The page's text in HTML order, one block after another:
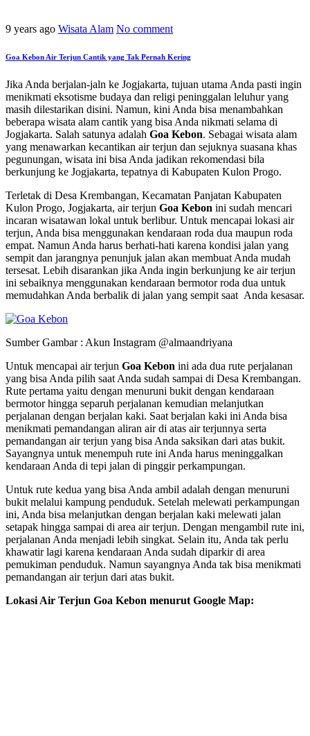
9 years ago Wisata Alam No comment
Goa Kebon Air Terjun Cantik yang Tak Pernah Kering
Jika Anda berjalan-jaln ke Jogjakarta, tujuan utama Anda pasti ingin
menikmati eksotisme budaya dan religi peninggalan leluhur yang
masih dilestarikan disini. Namun, kini Anda bisa menambahkan
beberapa wisata alam cantik yang bisa Anda nikmati selama di
Jogjakarta. Salah satunya adalah Goa Kebon. Sebagai wisata alam
yang menawarkan kecantikan air terjun dan sejuknya suasana khas
pegunungan, wisata ini bisa Anda jadikan rekomendasi bila
berkunjung ke Jogjakarta, tepatnya di Kabupaten Kulon Progo.
Terletak di Desa Krembangan, Kecamatan Panjatan Kabupaten
Kulon Progo, Jogjakarta, air terjun Goa Kebon ini sudah mencari
incaran wisatawan lokal untuk berlibur. Untuk mencapai lokasi air
terjun, Anda bisa menggunakan kendaraan roda dua maupun roda
empat. Namun Anda harus berhati-hati karena kondisi jalan yang
sempit dan jarangnya penunjuk jalan akan membuat Anda mudah
tersesat. Lebih disarankan jika Anda ingin berkunjung ke air terjun
ini sebaiknya menggunakan kendaraan bermotor roda dua untuk
memudahkan Anda berbalik di jalan yang sempit saat Anda kesasar.
Sumber Gambar : Akun Instagram @almaandriyana
Untuk mencapai air terjun Goa Kebon ini ada dua rute perjalanan
yang bisa Anda pilih saat Anda sudah sampai di Desa Krembangan.
Rute pertama yaitu dengan menuruni bukit dengan kendaraan
bermotor hingga separuh perjalanan kemudian melanjutkan
perjalanan dengan berjalan kaki. Saat berjalan kaki ini Anda bisa
menikmati pemandangan aliran air di atas air terjunnya serta
pemandangan air terjun yang bisa Anda saksikan dari atas bukit.
Sayangnya untuk menempuh rute ini Anda harus meninggalkan
kendaraan Anda di tepi jalan di pinggir perkampungan.
Untuk rute kedua yang bisa Anda ambil adalah dengan menuruni
bukit melalui kampung penduduk. Setelah melewati perkampungan
ini, Anda bisa melanjutkan dengan berjalan kaki melewati jalan
setapak hingga sampai di area air terjun. Dengan mengambil rute ini,
perjalanan Anda menjadi lebih singkat. Selain itu, Anda tak perlu
khawatir lagi karena kendaraan Anda sudah diparkir di area
pemukiman penduduk. Namun sayangnya Anda tak bisa menikmati
pemandangan air terjun dari atas bukit.
Lokasi Air Terjun Goa Kebon menurut Google Map: